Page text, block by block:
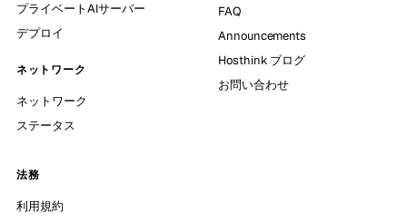
プライベートAIサーバー
デプロイ
ネットワーク
ネットワーク
ステータス
FAQ
Announcements
Hosthink ブログ
お問い合わせ
法務
利用規約